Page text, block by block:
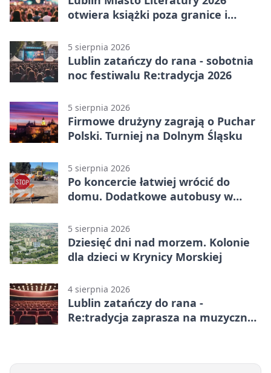
otwiera książki poza granice i
5 sierpnia 2026
Lublin zatańczy do rana - sobotnia
noc festiwalu Re:tradycja 2026
5 sierpnia 2026
Firmowe drużyny zagrają o Puchar
Polski. Turniej na Dolnym Śląsku
5 sierpnia 2026
Po koncercie łatwiej wrócić do
domu. Dodatkowe autobusy w
5 sierpnia 2026
Dziesięć dni nad morzem. Kolonie
dla dzieci w Krynicy Morskiej
4 sierpnia 2026
Lublin zatańczy do rana -
Re:tradycja zaprasza na muzyczną